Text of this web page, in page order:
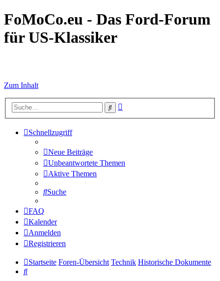
FoMoCo.eu - Das Ford-Forum
für US-Klassiker
Zum Inhalt
Suche
Schnellzugriff
Neue Beiträge
Unbeantwortete Themen
Aktive Themen
Suche
FAQ
Kalender
Anmelden
Registrieren
Startseite Foren-Übersicht Technik Historische Dokumente
Suche